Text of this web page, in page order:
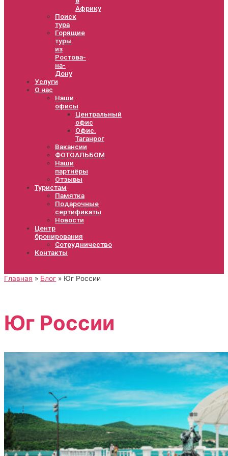
Африку
Поиск
тура
Горящие
туры
из
Ростова-
на-
Дону
Услуги
О нас
Наши
офисы
Центральный
офис
Офис.
Таганрог
Вакансии
ФОТОАЛЬБОМ
Наши
партнёры
Отзывы
Туристам
Памятка
Подарочные
сертификаты
Новости
Центр
бронирования
Сотрудничество
Контакты
Главная Блог Юг России
Юг России